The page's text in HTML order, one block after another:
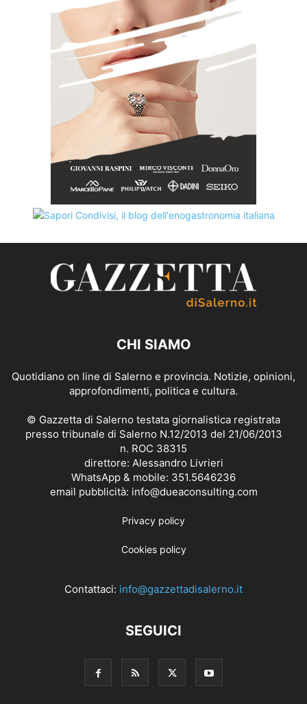
CHI SIAMO
Quotidiano on line di Salerno e provincia. Notizie, opinioni,
approfondimenti, politica e cultura.
© Gazzetta di Salerno testata giornalistica registrata
presso tribunale di Salerno N.12/2013 del 21/06/2013
n. ROC 38315
direttore: Alessandro Livrieri
WhatsApp & mobile: 351.5646236
email pubblicità: info@dueaconsulting.com
Privacy policy
Cookies policy
Contattaci: info@gazzettadisalerno.it
SEGUICI